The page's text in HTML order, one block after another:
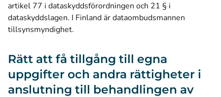
artikel 77 i dataskyddsförordningen och 21 § i
dataskyddslagen. I Finland är dataombudsmannen
tillsynsmyndighet.
Rätt att få tillgång till egna
uppgifter och andra rättigheter i
anslutning till behandlingen av